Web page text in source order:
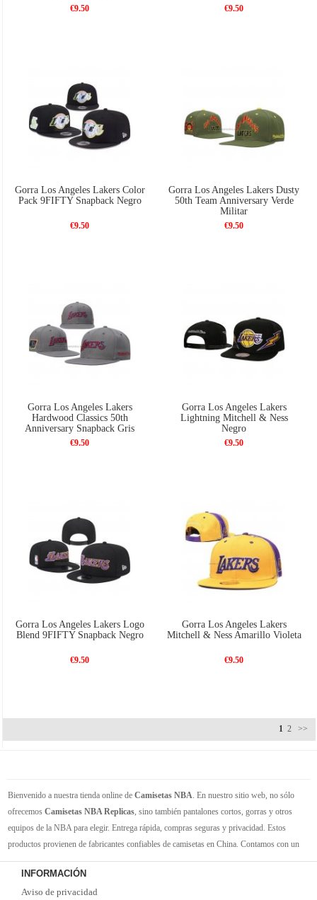
€9.50 €9.50
Gorra Los Angeles Lakers Color
Pack 9FIFTY Snapback Negro
€9.50
Gorra Los Angeles Lakers Dusty
50th Team Anniversary Verde
Militar
€9.50
Gorra Los Angeles Lakers
Hardwood Classics 50th
Anniversary Snapback Gris
€9.50
Gorra Los Angeles Lakers
Lightning Mitchell & Ness
Negro
€9.50
Gorra Los Angeles Lakers Logo
Blend 9FIFTY Snapback Negro
€9.50
Gorra Los Angeles Lakers
Mitchell & Ness Amarillo Violeta
€9.50
1 2 >>
Bienvenido a nuestra tienda online de Camisetas NBA . En nuestro sitio web, no sólo
ofrecemos Camisetas NBA Replicas , sino también pantalones cortos, gorras y otros
equipos de la NBA para elegir. Entrega rápida, compras seguras y privacidad. Estos
productos provienen de fabricantes confiables de camisetas en China. Contamos con un
gran inventario de camisetas de la NBA. Disponible en varios tamaños. Siéntete orgulloso
de tus equipos y jugadores favoritos. ¡Envío rápido! ¡Tiempo de entrega corto! ¡Oportuna
y buena comunicación! ¡Ofertas actualizadas y camisetas nuevas de vez en cuando!
INFORMACIÓN
Aviso de privacidad